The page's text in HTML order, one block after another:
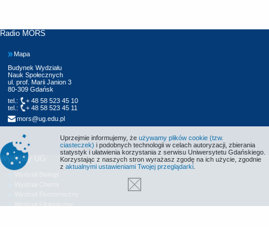
Radio MORS
Mapa
Budynek Wydziału
Nauk Społecznych
ul. prof. Marii Janion 3
80-309 Gdańsk
tel.:
+ 48 58 523 45 10
tel.:
+ 48 58 523 45 11
mors@ug.edu.pl
Wydziały UG
Uprzejmie informujemy, że używamy plików cookie (tzw.
ciasteczek) i podobnych technologii w celach autoryzacji, zbierania
statystyk i ułatwienia korzystania z serwisu Uniwersytetu Gdańskiego.
Korzystając z naszych stron wyrażasz zgodę na ich użycie, zgodnie
z aktualnymi ustawieniami Twojej przeglądarki